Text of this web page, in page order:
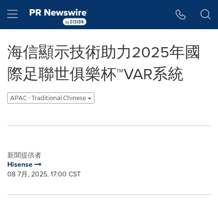
Hamburger menu
海信顯示技術助力2025年國
際足聯世俱樂杯™VAR系統
APAC - Traditional Chinese
新聞提供者
Hisense
08 7月, 2025, 17:00 CST